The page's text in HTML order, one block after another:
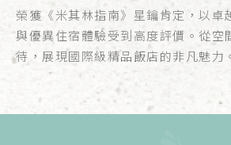
榮獲《米其林指南》星鑰肯定，以卓
與優異住宿體驗受到高度評價。從空
待，展現國際級精品飯店的非凡魅力